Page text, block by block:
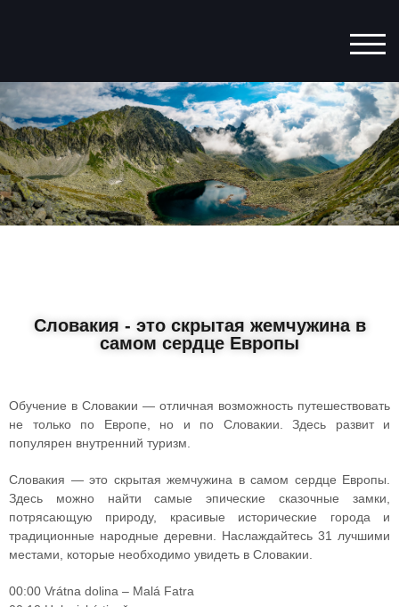
Словакия - это скрытая жемчужина в
самом сердце Европы
Обучение в Словакии — отличная возможность путешествовать
не только по Европе, но и по Словакии. Здесь развит и
популярен внутренний туризм.
Словакия — это скрытая жемчужина в самом сердце Европы.
Здесь можно найти самые эпические сказочные замки,
потрясающую природу, красивые исторические города и
традиционные народные деревни. Наслаждайтесь 31 лучшими
местами, которые необходимо увидеть в Словакии.
00:00 Vrátna dolina – Malá Fatra